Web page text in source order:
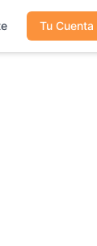
Tu Cuenta